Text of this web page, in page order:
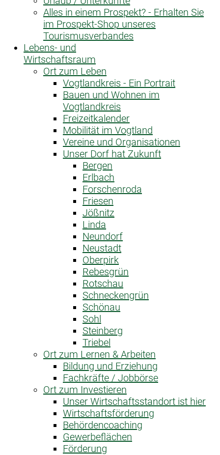
Alles in einem Prospekt? - Erhalten Sie
im Prospekt-Shop unseres
Tourismusverbandes
Lebens- und
Wirtschaftsraum
Ort zum Leben
Vogtlandkreis - Ein Portrait
Bauen und Wohnen im
Vogtlandkreis
Freizeitkalender
Mobilität im Vogtland
Vereine und Organisationen
Unser Dorf hat Zukunft
Bergen
Erlbach
Forschenroda
Friesen
Jößnitz
Linda
Neundorf
Neustadt
Oberpirk
Rebesgrün
Rotschau
Schneckengrün
Schönau
Sohl
Steinberg
Triebel
Ort zum Lernen & Arbeiten
Bildung und Erziehung
Fachkräfte / Jobbörse
Ort zum Investieren
Unser Wirtschaftsstandort ist hier
Wirtschaftsförderung
Behördencoaching
Gewerbeflächen
Förderung